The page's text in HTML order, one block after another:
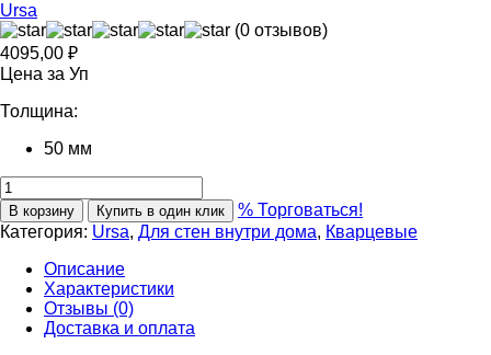
Ursa
(0 отзывов)
4095,00 ₽
Цена за Уп
Толщина:
50 мм
В корзину Купить в один клик
% Торговаться!
Категория: Ursa, Для стен внутри дома, Кварцевые
Описание
Характеристики
Отзывы (0)
Доставка и оплата